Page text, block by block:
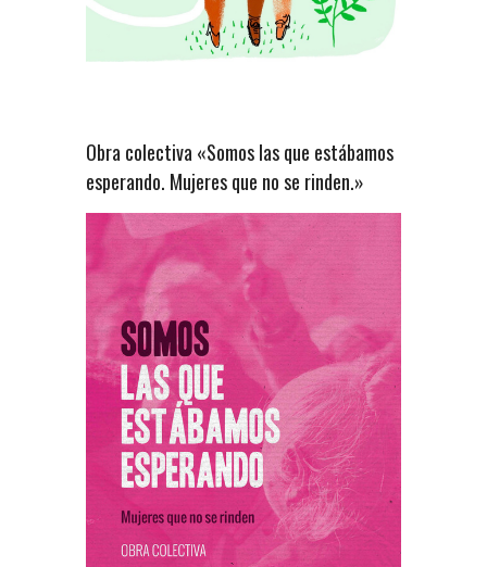
Obra colectiva «Somos las que estábamos
esperando. Mujeres que no se rinden.»